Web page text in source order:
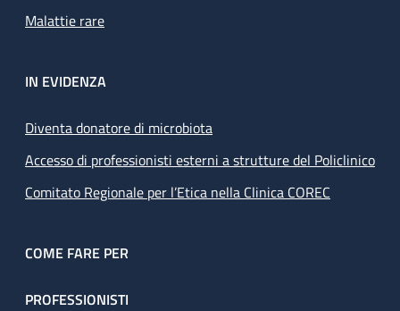
Malattie rare
IN EVIDENZA
Diventa donatore di microbiota
Accesso di professionisti esterni a strutture del Policlinico
Comitato Regionale per l’Etica nella Clinica COREC
COME FARE PER
PROFESSIONISTI